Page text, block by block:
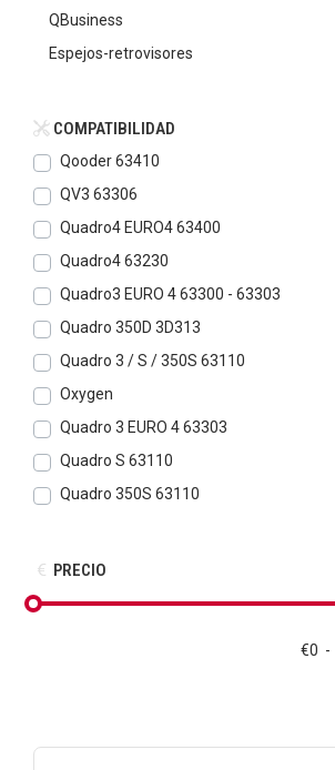
QBusiness
Espejos-retrovisores
COMPATIBILIDAD
Qooder 63410
QV3 63306
Quadro4 EURO4 63400
Quadro4 63230
Quadro3 EURO 4 63300 - 63303
Quadro 350D 3D313
Quadro 3 / S / 350S 63110
Oxygen
Quadro 3 EURO 4 63303
Quadro S 63110
Quadro 350S 63110
PRECIO
€0 -